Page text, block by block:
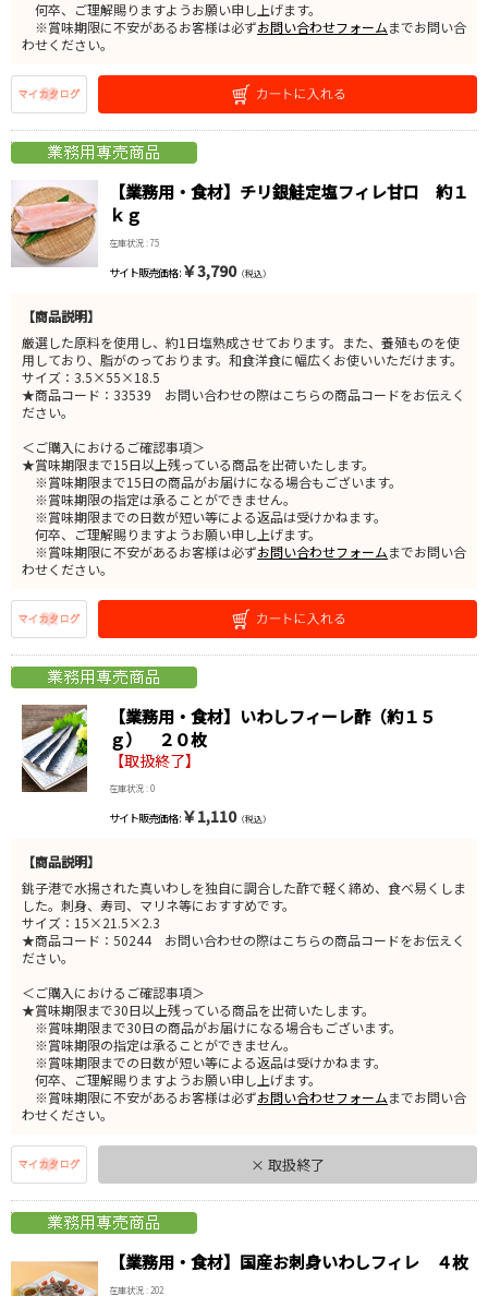
何卒、ご理解賜りますようお願い申し上げます。
※賞味期限に不安があるお客様は必ずお問い合わせフォームまでお問い合
わせください。
【業務用・食材】チリ銀鮭定塩フィレ甘口 約１
ｋｇ
在庫状況 : 75
サイト販売価格 : ￥3,790（税込）
【商品説明】
厳選した原料を使用し、約1日塩熟成させております。また、養殖ものを使
用しており、脂がのっております。和食洋食に幅広くお使いいただけます。
サイズ：3.5×55×18.5
★商品コード：33539 お問い合わせの際はこちらの商品コードをお伝えく
ださい。
＜ご購入におけるご確認事項＞
★賞味期限まで15日以上残っている商品を出荷いたします。
※賞味期限まで15日の商品がお届けになる場合もございます。
※賞味期限の指定は承ることができません。
※賞味期限までの日数が短い等による返品は受けかねます。
何卒、ご理解賜りますようお願い申し上げます。
※賞味期限に不安があるお客様は必ずお問い合わせフォームまでお問い合
わせください。
【業務用・食材】いわしフィーレ酢（約１５
ｇ） ２０枚
【取扱終了】
在庫状況 : 0
サイト販売価格 : ￥1,110（税込）
【商品説明】
銚子港で水揚された真いわしを独自に調合した酢で軽く締め、食べ易くしま
した。刺身、寿司、マリネ等におすすめです。
サイズ：15×21.5×2.3
★商品コード：50244 お問い合わせの際はこちらの商品コードをお伝えく
ださい。
＜ご購入におけるご確認事項＞
★賞味期限まで30日以上残っている商品を出荷いたします。
※賞味期限まで30日の商品がお届けになる場合もございます。
※賞味期限の指定は承ることができません。
※賞味期限までの日数が短い等による返品は受けかねます。
何卒、ご理解賜りますようお願い申し上げます。
※賞味期限に不安があるお客様は必ずお問い合わせフォームまでお問い合
わせください。
× 取扱終了
【業務用・食材】国産お刺身いわしフィレ ４枚
在庫状況 : 202